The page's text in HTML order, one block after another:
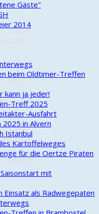
Trauen
Fahrt
Gäste"
2014
beim Oldtimer-Treffen
kann ja jeder!
Treff 2025
Ausfahrt
in Alvern
Istanbul
Kartoffelweges
für die Oertze Piraten
mit
Einsatz als Radwegepaten